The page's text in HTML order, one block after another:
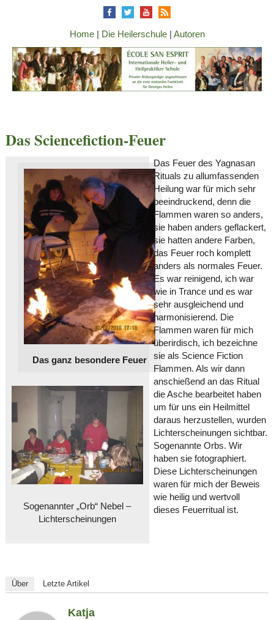
Home| Die Heilerschule| Autoren
Das Sciencefiction-Feuer
Das ganz besondere Feuer
Sogenannter „Orb“ Nebel –
Lichterscheinungen
Das Feuer des Yagnasan
Rituals zu allumfassenden
Heilung war für mich sehr
beeindruckend, denn die
Flammen waren so anders,
sie haben anders geflackert,
sie hatten andere Farben,
das Feuer roch komplett
anders als normales Feuer.
Es war reinigend, ich war
wie in Trance und es war
sehr ausgleichend und
harmonisierend. Die
Flammen waren für mich
überirdisch, ich bezeichne
sie als Science Fiction
Flammen. Als wir dann
anschießend an das Ritual
die Asche bearbeitet haben
um für uns ein Heilmittel
daraus herzustellen, wurden
Lichterscheinungen sichtbar.
Sogenannte Orbs. Wir
haben sie fotographiert.
Diese Lichterscheinungen
waren für mich der Beweis
wie heilig und wertvoll
dieses Feuerritual ist.
Über Letzte Artikel
Katja